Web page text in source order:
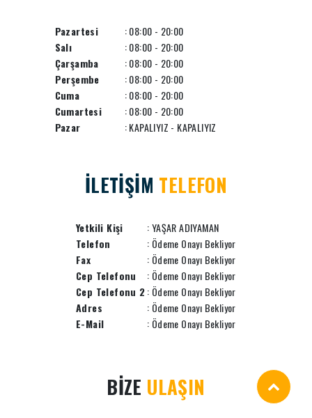
Pazartesi
: 08:00 - 20:00
Salı
: 08:00 - 20:00
Çarşamba
: 08:00 - 20:00
Perşembe
: 08:00 - 20:00
Cuma
: 08:00 - 20:00
Cumartesi
: 08:00 - 20:00
Pazar
: KAPALIYIZ - KAPALIYIZ
İLETİŞİM TELEFON
Yetkili Kişi
: YAŞAR ADIYAMAN
Telefon
: Ödeme Onayı Bekliyor
Fax
: Ödeme Onayı Bekliyor
Cep Telefonu
: Ödeme Onayı Bekliyor
Cep Telefonu 2: Ödeme Onayı Bekliyor
Adres
: Ödeme Onayı Bekliyor
E-Mail
: Ödeme Onayı Bekliyor
BİZE ULAŞIN